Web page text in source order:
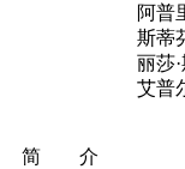
阿普里尔·劳
斯蒂芬·凯林
丽莎·斯图
艾普尔·温
简 介